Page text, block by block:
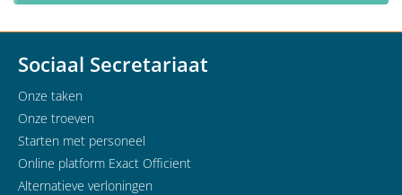
Sociaal Secretariaat
Onze taken
Onze troeven
Starten met personeel
Online platform Exact Officient
Alternatieve verloningen